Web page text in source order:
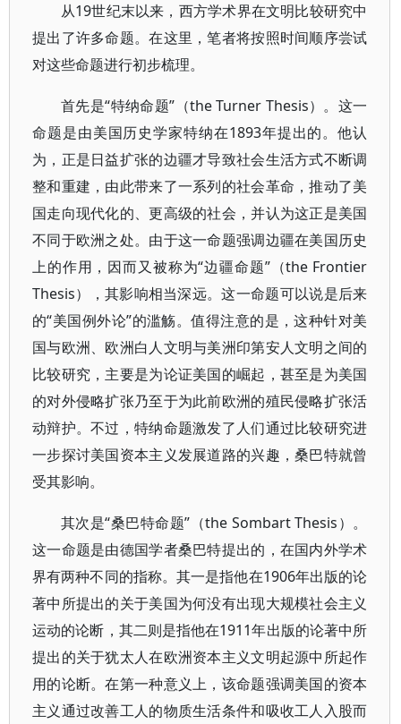
从19世纪末以来，西方学术界在文明比较研究中
提出了许多命题。在这里，笔者将按照时间顺序尝试
对这些命题进行初步梳理。
首先是“特纳命题”（the Turner Thesis）。这一
命题是由美国历史学家特纳在1893年提出的。他认
为，正是日益扩张的边疆才导致社会生活方式不断调
整和重建，由此带来了一系列的社会革命，推动了美
国走向现代化的、更高级的社会，并认为这正是美国
不同于欧洲之处。由于这一命题强调边疆在美国历史
上的作用，因而又被称为“边疆命题”（the Frontier
Thesis），其影响相当深远。这一命题可以说是后来
的“美国例外论”的滥觞。值得注意的是，这种针对美
国与欧洲、欧洲白人文明与美洲印第安人文明之间的
比较研究，主要是为论证美国的崛起，甚至是为美国
的对外侵略扩张乃至于为此前欧洲的殖民侵略扩张活
动辩护。不过，特纳命题激发了人们通过比较研究进
一步探讨美国资本主义发展道路的兴趣，桑巴特就曾
受其影响。
其次是“桑巴特命题”（the Sombart Thesis）。
这一命题是由德国学者桑巴特提出的，在国内外学术
界有两种不同的指称。其一是指他在1906年出版的论
著中所提出的关于美国为何没有出现大规模社会主义
运动的论断，其二则是指他在1911年出版的论著中所
提出的关于犹太人在欧洲资本主义文明起源中所起作
用的论断。在第一种意义上，该命题强调美国的资本
主义通过改善工人的物质生活条件和吸收工人入股而